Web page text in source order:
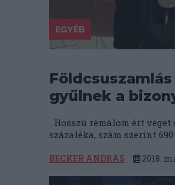
EGYÉB
gyűlnek a
Hosszú rémálom ért
százaléka, szám szerint
BECKER ANDRÁS 2018.